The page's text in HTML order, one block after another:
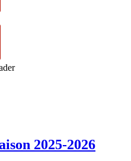
2025-2026